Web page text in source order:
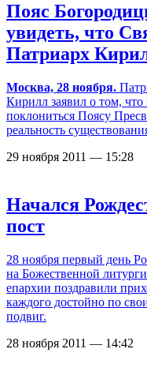
Пояс
увидеть, что
Патриарх
Москва, 28 ноября.
Кирилл заявил о том,
поклониться Поясу
реальность
29 ноября 2011 — 15:28
Начался
пост
28 ноября первый день
на Божественной
епархии поздравили
каждого достойно по
подвиг.
28 ноября 2011 — 14:42